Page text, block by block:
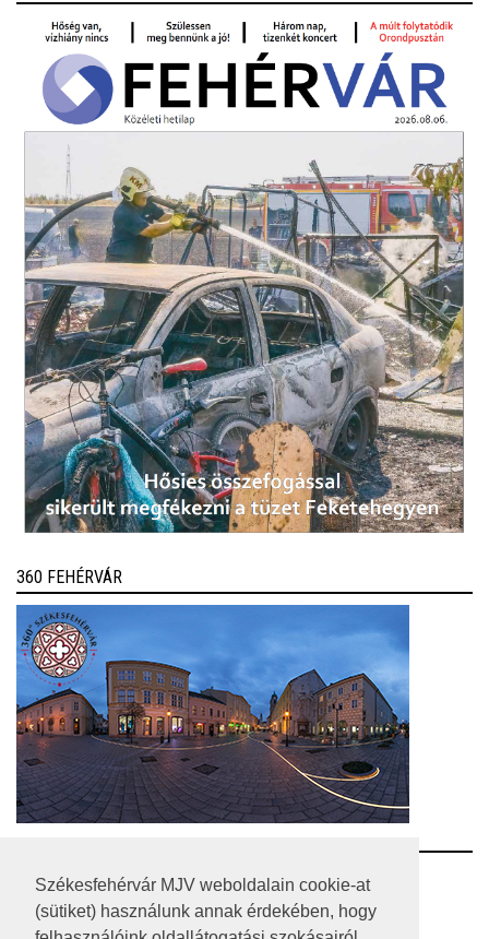
Székesfehérvár MJV weboldalain cookie-at
(sütiket) használunk annak érdekében, hogy
360 FEHÉRVÁR
RSS
A HONLAP 2017.03.31-I ÁLLAPOTA